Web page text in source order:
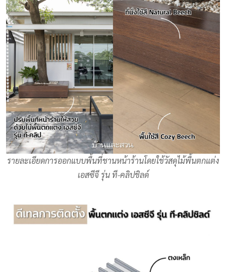
รายละเอียดการออกแบบพื้นที่ชานหน้าร้านโดยใช้วัสดุไม้พื้นตกแต่ง
เอสซีจี รุ่น ที-คลิปชิลด์